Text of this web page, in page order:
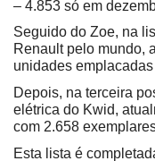
– 4.853 só em
Seguido do Zoe, na
Renault pelo mundo,
unidades
Depois, na terceira
elétrica do Kwid,
com 2.658
Esta lista é